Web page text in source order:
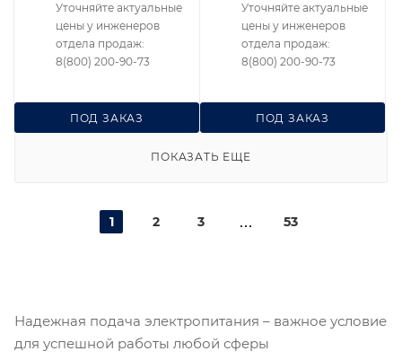
ПОД ЗАКАЗ
Уточняйте актуальные
цены у инженеров
отдела продаж:
8(800) 200-90-73
ПОД ЗАКАЗ
Уточняйте актуальные
цены у инженеров
отдела продаж:
8(800) 200-90-73
ПОКАЗАТЬ ЕЩЕ
1 2 3 53
Надежная подача электропитания – важное условие
для успешной работы любой сферы